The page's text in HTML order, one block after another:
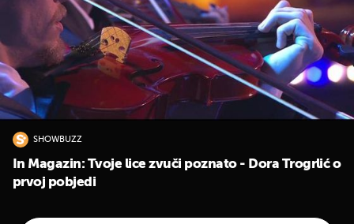
SHOWBUZZ
In Magazin: Tvoje lice zvuči poznato - Dora Trogrlić o
prvoj pobjedi